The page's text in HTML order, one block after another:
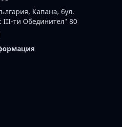
Капана, бул.
III-ти Обединител" 80